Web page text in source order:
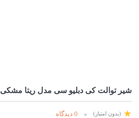
شیر توالت کی دبلیو سی مدل ریتا مشکی
(بدون امتیاز) 0 دیدگاه